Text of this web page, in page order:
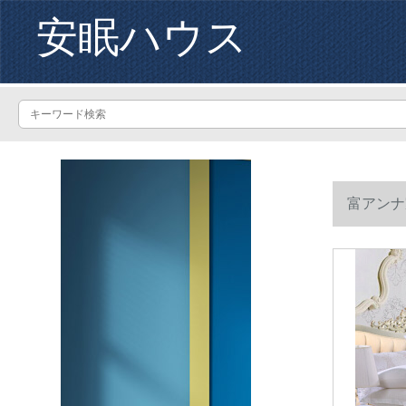
安眠ハウス
富アン
桑糸二合